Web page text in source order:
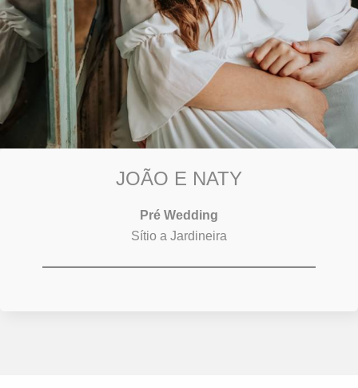
JOÃO E NATY
Pré Wedding
Sítio a Jardineira